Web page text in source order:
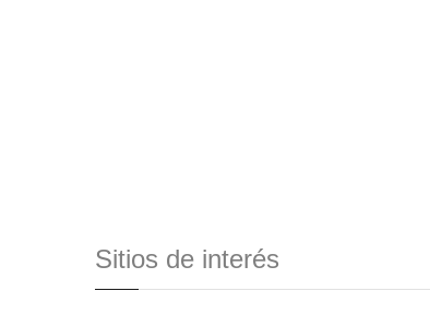
Sitios de interés